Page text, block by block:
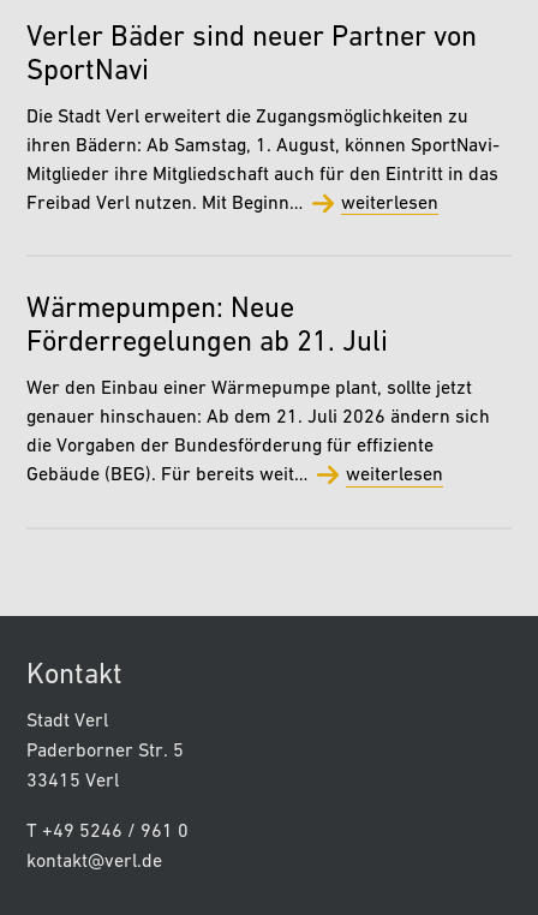
Verler Bäder sind neuer Partner von
SportNavi
Die Stadt Verl erweitert die Zugangsmöglichkeiten zu
ihren Bädern: Ab Samstag, 1. August, können SportNavi-
Mitglieder ihre Mitgliedschaft auch für den Eintritt in das
Freibad Verl nutzen. Mit Beginn…
weiterlesen
Wärmepumpen: Neue
Förderregelungen ab 21. Juli
Wer den Einbau einer Wärmepumpe plant, sollte jetzt
genauer hinschauen: Ab dem 21. Juli 2026 ändern sich
die Vorgaben der Bundesförderung für effiziente
Gebäude (BEG). Für bereits weit…
weiterlesen
Kontakt
Stadt Verl
Paderborner Str. 5
33415 Verl
T +49 5246 / 961 0
kontakt@verl.de